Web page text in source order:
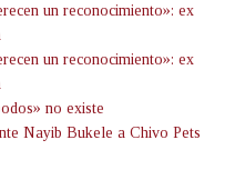
un reconocimiento»: ex
un reconocimiento»: ex
no existe
Nayib Bukele a Chivo Pets